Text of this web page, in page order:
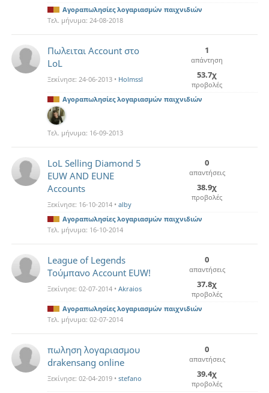
Αγοραπωλησίες λογαριασμών παιχνιδιών
Τελ. μήνυμα: 24-08-2018
Πωλειται Account στο
LoL
Ξεκίνησε: 24-06-2013 • Holmssl
1
απάντηση
53.7χ
προβολές
Αγοραπωλησίες λογαριασμών παιχνιδιών
Τελ. μήνυμα: 16-09-2013
LoL Selling Diamond 5
EUW AND EUNE
Accounts
Ξεκίνησε: 16-10-2014 • alby
0
απαντήσεις
38.9χ
προβολές
Αγοραπωλησίες λογαριασμών παιχνιδιών
Τελ. μήνυμα: 16-10-2014
League of Legends
Τούμπανο Account EUW!
Ξεκίνησε: 02-07-2014 • Akraios
0
απαντήσεις
37.8χ
προβολές
Αγοραπωλησίες λογαριασμών παιχνιδιών
Τελ. μήνυμα: 02-07-2014
πωληση λογαριασμου
drakensang online
Ξεκίνησε: 02-04-2019 • stefano
0
απαντήσεις
39.4χ
προβολές